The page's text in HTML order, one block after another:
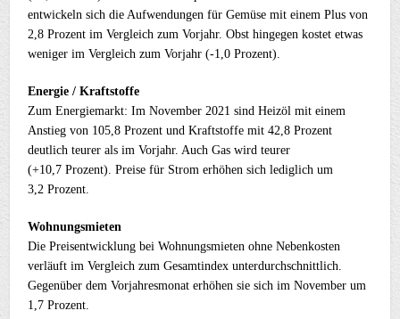
entwickeln sich die Aufwendungen für Gemüse mit einem Plus von
2,8 Prozent im Vergleich zum Vorjahr. Obst hingegen kostet etwas
weniger im Vergleich zum Vorjahr (-1,0 Prozent).
Energie / Kraftstoffe
Zum Energiemarkt: Im November 2021 sind Heizöl mit einem
Anstieg von 105,8 Prozent und Kraftstoffe mit 42,8 Prozent
deutlich teurer als im Vorjahr. Auch Gas wird teurer
(+10,7 Prozent). Preise für Strom erhöhen sich lediglich um
3,2 Prozent.
Wohnungsmieten
Die Preisentwicklung bei Wohnungsmieten ohne Nebenkosten
verläuft im Vergleich zum Gesamtindex unterdurchschnittlich.
Gegenüber dem Vorjahresmonat erhöhen sie sich im November um
1,7 Prozent.